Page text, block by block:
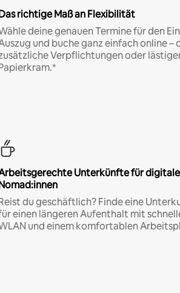
richtige Maß an Flexibilität
deine genauen Termine für den
und buche ganz einfach online –
Verpflichtungen oder
Unterkünfte für digitale
du geschäftlich? Finde eine
einen längeren Aufenthalt mit
und einem komfortablen